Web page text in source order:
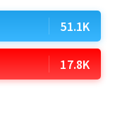
51.1K
17.8K